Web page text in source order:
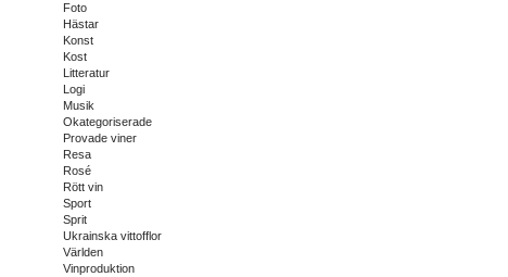
Foto
Hästar
Konst
Kost
Litteratur
Logi
Musik
Okategoriserade
Provade viner
Resa
Rosé
Rött vin
Sport
Sprit
Ukrainska vittofflor
Världen
Vinproduktion